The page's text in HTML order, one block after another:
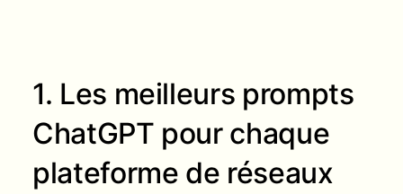
1. Les meilleurs prompts
ChatGPT pour chaque
plateforme de réseaux